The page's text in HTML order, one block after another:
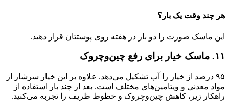
هر چند وقت یک بار؟
این ماسک صورت را دو بار در هفته روی پوستتان قرار دهید.
۱۱. ماسک خیار برای رفع چین‌وچروک
۹۵ درصد از خیار را آب تشکیل می‌دهد. علاوه بر این خیار سرشار از
مواد معدنی و ویتامین‌های مختلف است. بعد از چند بار استفاده از
راهکار زیر، کاهش چین‌وچروک و خطوط ظریف را تجربه می‌کنید.